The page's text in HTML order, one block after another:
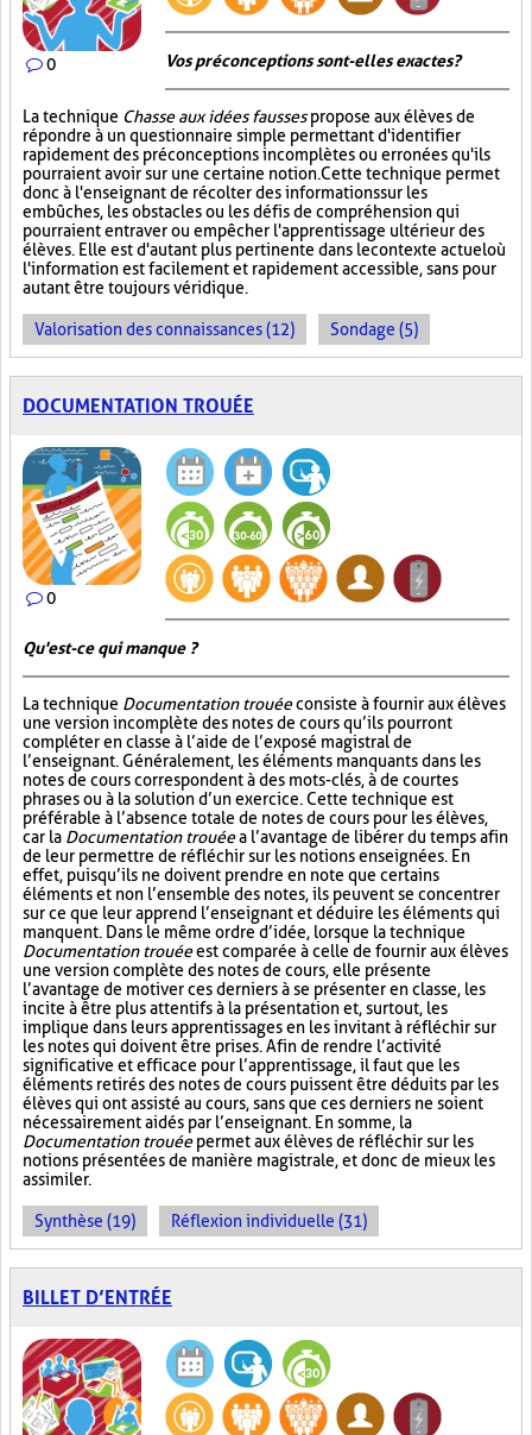
0 Vos préconceptions sont-elles exactes ?
La technique Chasse aux idées faussespropose aux élèves de
répondre à un questionnaire simple permettant d'identifier
rapidement des préconceptions incomplètes ou erronées qu'ils
pourraient avoir sur une certaine notion. Cette technique permet
donc à l'enseignant de récolter des informations sur les
embûches, les obstacles ou les défis de compréhension qui
pourraient entraver ou empêcher l'apprentissage ultérieur des
élèves. Elle est d'autant plus pertinente dans le contexte actuel où
l'information est facilement et rapidement accessible, sans pour
autant être toujours véridique.
Valorisation des connaissances (12) Sondage (5)
DOCUMENTATION TROUÉE
0
Qu'est-ce qui manque ?
La technique Documentation trouéeconsiste à fournir aux élèves
une version incomplète des notes de cours qu’ils pourront
compléter en classe à l’aide de l’exposé magistral de
l’enseignant. Généralement, les éléments manquants dans les
notes de cours correspondent à des mots-clés, à de courtes
phrases ou à la solution d’un exercice. Cette technique est
préférable à l’absence totale de notes de cours pour les élèves,
car la Documentation trouéea l’avantage de libérer du temps afin
de leur permettre de réfléchir sur les notions enseignées. En
effet, puisqu’ils ne doivent prendre en note que certains
éléments et non l’ensemble des notes, ils peuvent se concentrer
sur ce que leur apprend l’enseignant et déduire les éléments qui
manquent. Dans le même ordre d’idée, lorsque la technique
Documentation trouéeest comparée à celle de fournir aux élèves
une version complète des notes de cours, elle présente
l’avantage de motiver ces derniers à se présenter en classe, les
incite à être plus attentifs à la présentation et, surtout, les
implique dans leurs apprentissages en les invitant à réfléchir sur
les notes qui doivent être prises. Afin de rendre l’activité
significative et efficace pour l’apprentissage, il faut que les
éléments retirés des notes de cours puissent être déduits par les
élèves qui ont assisté au cours, sans que ces derniers ne soient
nécessairement aidés par l’enseignant. En somme, la
Documentation trouéepermet aux élèves de réfléchir sur les
notions présentées de manière magistrale, et donc de mieux les
assimiler.
Synthèse (19) Réflexion individuelle (31)
BILLET D’ENTRÉE